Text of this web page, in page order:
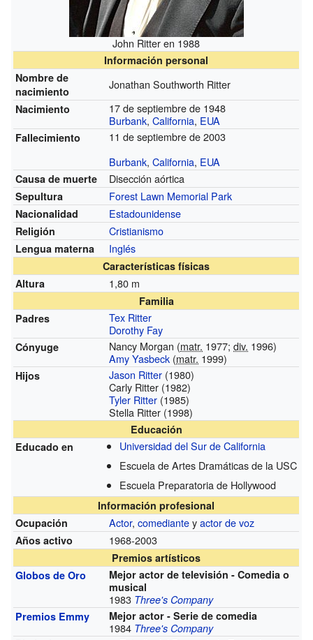
John Ritter en 1988
Información personal
Nombre de
nacimiento
Jonathan Southworth Ritter
Nacimiento
17 de septiembre de 1948
Burbank,California, EUA
Fallecimiento
11 de septiembre de 2003
Burbank,California, EUA
Causa de muerte Disección aórtica
Sepultura Forest Lawn Memorial Park
Nacionalidad Estadounidense
Religión Cristianismo
Lengua materna Inglés
Características físicas
Altura
1,80 m
Familia
Padres
Tex Ritter
Dorothy Fay
Cónyuge Nancy Morgan (matr. 1977;div. 1996)
Amy Yasbeck (matr. 1999)
Hijos Jason Ritter (1980)
Carly Ritter (1982)
Tyler Ritter (1985)
Stella Ritter (1998)
Educación
Educado en
Universidad del Sur de California
Escuela de Artes Dramáticas de la USC
Escuela Preparatoria de Hollywood
Información profesional
Ocupación
Actor,comedianteyactor de voz
Años activo 1968-2003
Premios artísticos
Globos de Oro
Mejor actor de televisión - Comedia o
musical
1983 Three's Company
Premios Emmy
Mejor actor - Serie de comedia
1984 Three's Company